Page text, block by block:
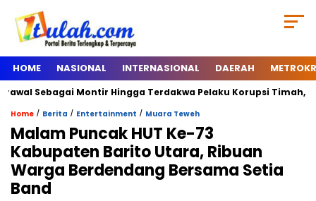
HOME NASIONAL INTERNASIONAL DAERAH
Sebagai Montir Hingga Terdakwa Pelaku Korupsi Timah,
Home / Berita / Entertainment / Muara Teweh
Malam Puncak HUT Ke-73
Kabupaten Barito Utara, Ribuan
Warga Berdendang Bersama Setia
Band